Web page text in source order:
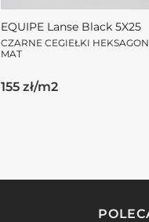
EQUIPE Lanse Black 5X25
CZARNE CEGIEŁKI HEKSAGON
MAT
155 zł/m2